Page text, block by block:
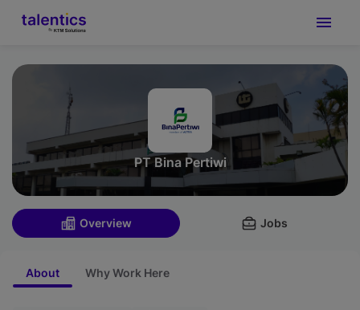
PT Bina Pertiwi
Overview Jobs
About Why Work Here